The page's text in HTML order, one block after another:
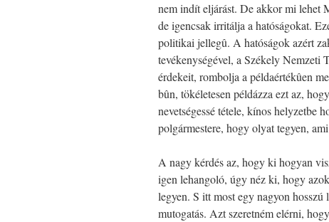
nem indít eljárást. De akkor mi lehet
de igencsak irritálja a hatóságokat.
politikai jellegû. A hatóságok azért
tevékenységével, a Székely Nemzeti
érdekeit, rombolja a példaértékûen
bûn, tökéletesen példázza ezt az,
nevetségessé tétele, kínos helyzetbe
polgármestere, hogy olyat tegyen,
A nagy kérdés az, hogy ki hogyan
igen lehangoló, úgy néz ki, hogy
legyen. S itt most egy nagyon
mutogatás. Azt szeretném elérni,